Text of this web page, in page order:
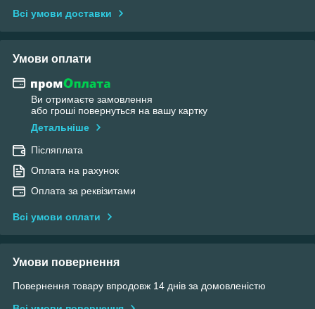
Всі умови доставки
Умови оплати
Ви отримаєте замовлення
або гроші повернуться на вашу картку
Детальніше
Післяплата
Оплата на рахунок
Оплата за реквізитами
Всі умови оплати
Умови повернення
Повернення товару впродовж 14 днів за домовленістю